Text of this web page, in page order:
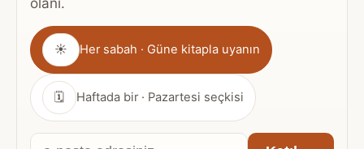
Gönderim
sıklığı
☀ Her sabah · Güne kitapla uyanın
🗓 Haftada bir · Pazartesi seçkisi
E-